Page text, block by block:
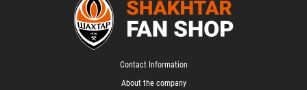
Contact Information
About the company